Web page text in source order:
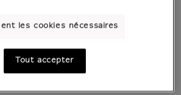
les cookies nécessaires
Tout accepter